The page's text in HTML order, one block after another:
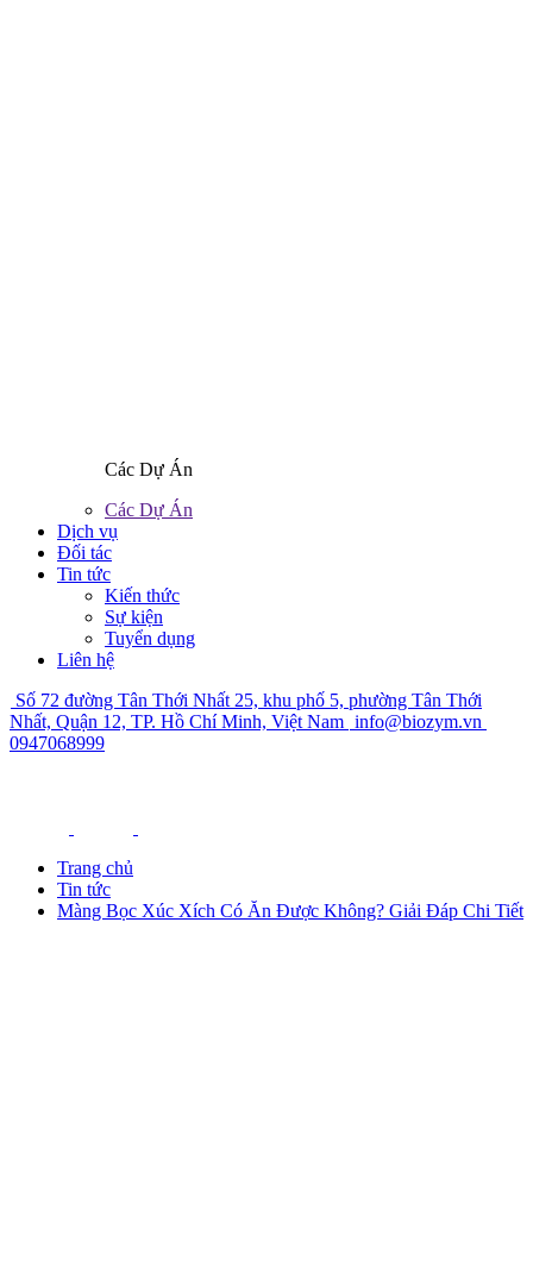
Các Dự Án
Các Dự Án
Dịch vụ
Đối tác
Tin tức
Kiến thức
Sự kiện
Tuyển dụng
Liên hệ
Số 72 đường Tân Thới Nhất 25, khu phố 5, phường Tân Thới
Nhất, Quận 12, TP. Hồ Chí Minh, Việt Nam info@biozym.vn
0947068999
Trang chủ
Tin tức
Màng Bọc Xúc Xích Có Ăn Được Không? Giải Đáp Chi Tiết